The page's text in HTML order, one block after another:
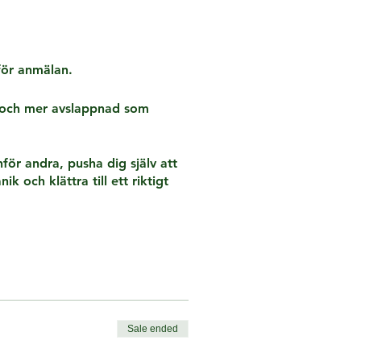
anmälan.
mer avslappnad som
andra, pusha dig själv att
och klättra till ett riktigt
Sale ended